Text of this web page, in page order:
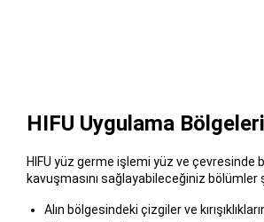
HIFU Uygulama
HIFU yüz germe işlemi yüz ve çevresinde
kavuşmasını sağlayabileceğiniz bölümler
Alın bölgesindeki çizgiler ve